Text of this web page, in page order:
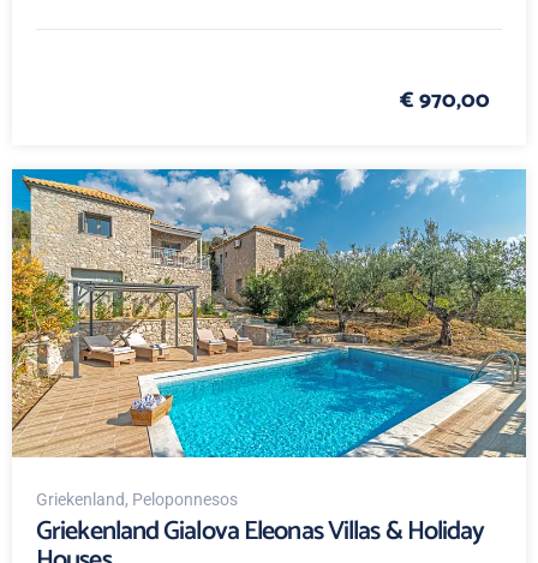
€ 970,00
Griekenland, Peloponnesos
Griekenland Gialova Eleonas Villas & Holiday